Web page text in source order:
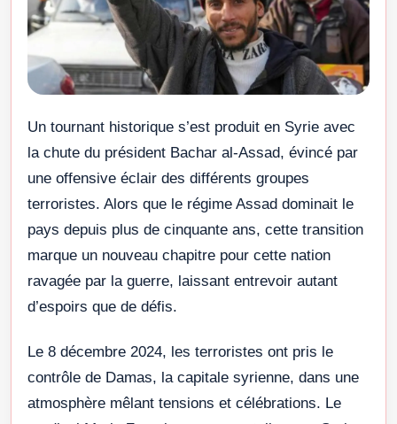
Un tournant historique s’est produit en Syrie avec
la chute du président Bachar al-Assad, évincé par
une offensive éclair des différents groupes
terroristes. Alors que le régime Assad dominait le
pays depuis plus de cinquante ans, cette transition
marque un nouveau chapitre pour cette nation
ravagée par la guerre, laissant entrevoir autant
d’espoirs que de défis.
Le 8 décembre 2024, les terroristes ont pris le
contrôle de Damas, la capitale syrienne, dans une
atmosphère mêlant tensions et célébrations. Le